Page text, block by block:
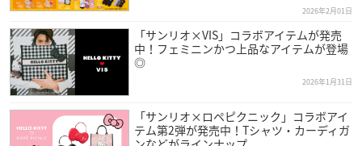
2026年2月01日
「サンリオ×VIS」コラボアイテムが発売
中！フェミニンかつ上品なアイテムが登場
◎
2026年1月31日
「サンリオ×ロペピクニック」コラボアイ
テム第2弾が発売中！Tシャツ・カーディガ